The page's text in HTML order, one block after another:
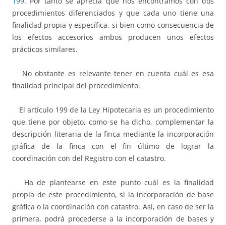
procedimientos diferenciados y que cada uno tiene una
finalidad propia y específica, si bien como consecuencia de
los efectos accesorios ambos producen unos efectos
prácticos similares.
No obstante es relevante tener en cuenta cuál es esa
finalidad principal del procedimiento.
El artículo 199 de la Ley Hipotecaria es un procedimiento
que tiene por objeto, como se ha dicho, complementar la
descripción literaria de la finca mediante la incorporación
gráfica de la finca con el fin último de lograr la
coordinación con del Registro con el catastro.
Ha de plantearse en este punto cuál es la finalidad
propia de este procedimiento, si la incorporación de base
gráfica o la coordinación con catastro. Así, en caso de ser la
primera, podrá procederse a la incorporación de bases y